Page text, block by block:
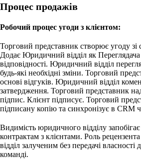
Процес продажів
Робочий процес угоди з клієнтом:
Торговий представник створює угоду зі
Додає Юридичний відділ як Переглядача
відповідності. Юридичний відділ
будь-які необхідні зміни. Торговий
основі відгуків. Юридичний відділ
затвердження. Торговий представник
підпис. Клієнт підписує. Торговий
підписану копію та синхронізує в CRM
Видимість юридичного відділу
контрактам з клієнтами. Роль
відділ залученим без передачі
команді.